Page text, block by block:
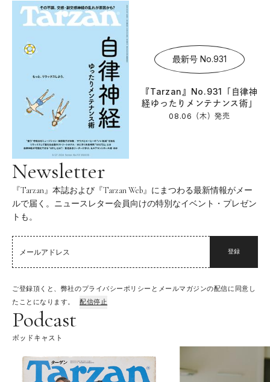
最新号 No.931
『Tarzan』No.931「自律神
経ゆったりメンテナンス術」
08.06（木）発売
Newsletter
『Tarzan』本誌および『Tarzan Web』にまつわる最新情報がメー
ルで届く。ニュースレター会員向けの特別なイベント・プレゼン
トも。
登録
ご登録頂くと、弊社のプライバシーポリシーとメールマガジンの配信に同意し
たことになります。
配信停止
Podcast
ポッドキャスト